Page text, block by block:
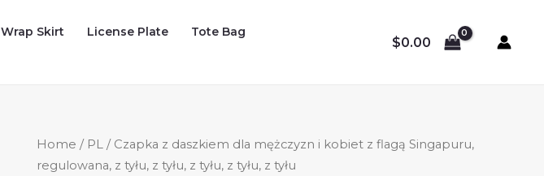
Wrap Skirt License Plate
Tote Bag
$0.00
Home / PL / Czapka z daszkiem dla mężczyzn i kobiet z flagą Singapuru,
regulowana, z tyłu, z tyłu, z tyłu, z tyłu, z tyłu